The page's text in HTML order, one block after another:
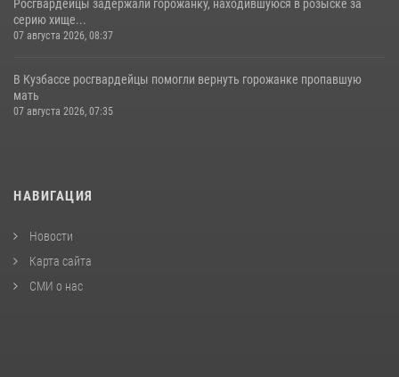
Росгвардейцы задержали горожанку, находившуюся в розыске за
серию хище...
07 августа 2026, 08:37
В Кузбассе росгвардейцы помогли вернуть горожанке пропавшую
мать
07 августа 2026, 07:35
НАВИГАЦИЯ
Новости
Карта сайта
СМИ о нас